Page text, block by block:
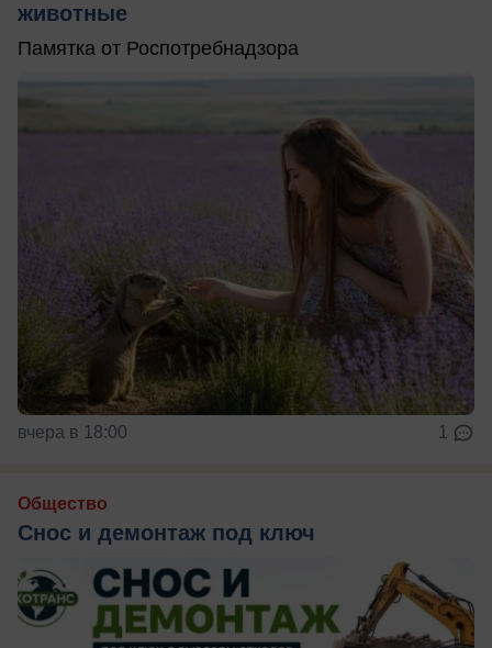
животные
Памятка от Роспотребнадзора
вчера в 18:00 1
Общество
Снос и демонтаж под ключ